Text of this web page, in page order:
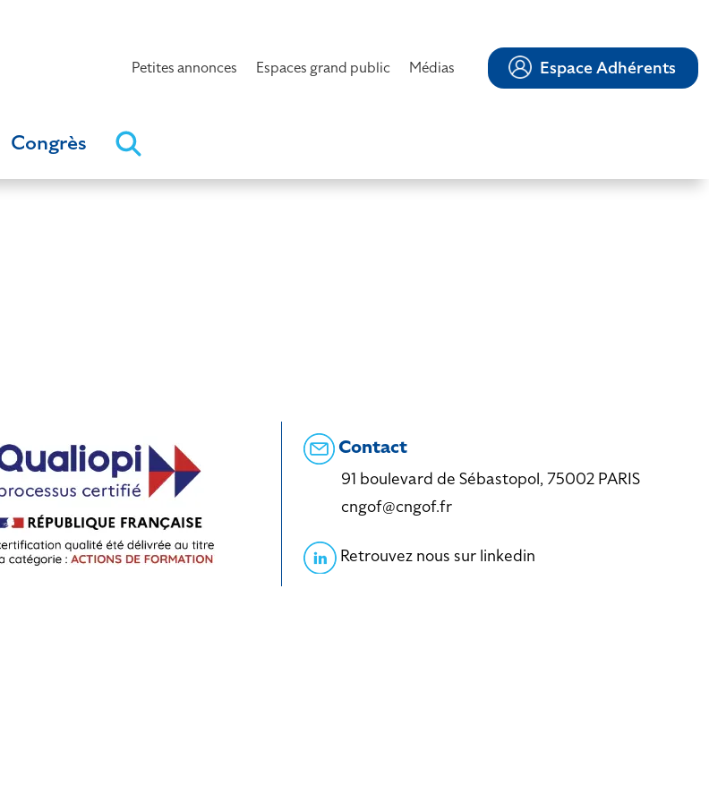
Petites annonces Espaces grand public Médias Espace Adhérents
Congrès
Contact
91 boulevard de Sébastopol, 75002 PARIS
cngof@cngof.fr
Retrouvez nous sur linkedin